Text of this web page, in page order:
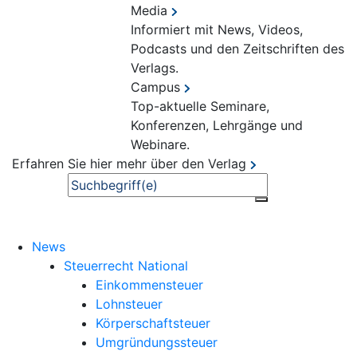
Media
Informiert mit News, Videos,
Podcasts und den Zeitschriften des
Verlags.
Campus
Top-aktuelle Seminare,
Konferenzen, Lehrgänge und
Webinare.
Erfahren Sie hier mehr über den Verlag
Suche
News
Steuerrecht National
Einkommensteuer
Lohnsteuer
Körperschaftsteuer
Umgründungssteuer